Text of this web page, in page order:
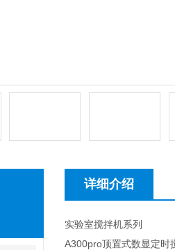
详细介绍
实验室搅拌机系列
A300pro顶置式数显定时